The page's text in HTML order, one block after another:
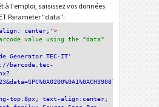
à l'emploi, saisissez vos données
Parameter "data":
center;'>
value using the "data"
Generator TEC-IT'
barcode.tec-
top:8px; text-align:center;